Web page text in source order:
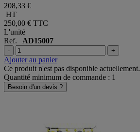
208,33 €
HT
250,00 € TTC
L'unité
Ref. AD15007
- +
Ajouter au panier
Ce produit n'est pas disponible actuellement.
Quantité minimum de commande : 1
Besoin d'un devis ?